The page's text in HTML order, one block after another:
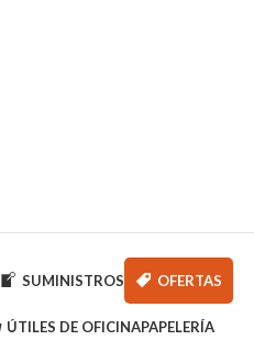
SUMINISTROS OFERTAS
ÚTILES DE OFICINAPAPELERÍA